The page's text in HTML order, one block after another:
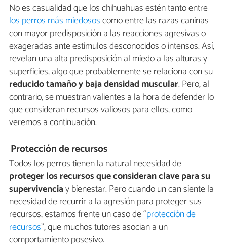
No es casualidad que los chihuahuas estén tanto entre
los perros más miedososcomo entre las razas caninas
con mayor predisposición a las reacciones agresivas o
exageradas ante estímulos desconocidos o intensos. Así,
revelan una alta predisposición al miedo a las alturas y
superficies, algo que probablemente se relaciona con su
reducido tamaño y baja densidad muscular. Pero, al
contrario, se muestran valientes a la hora de defender lo
que consideran recursos valiosos para ellos, como
veremos a continuación.
Protección de recursos
Todos los perros tienen la natural necesidad de
proteger los recursos que consideran clave para su
supervivenciay bienestar. Pero cuando un can siente la
necesidad de recurrir a la agresión para proteger sus
recursos, estamos frente un caso de “protección de
recursos”, que muchos tutores asocian a un
comportamiento posesivo.